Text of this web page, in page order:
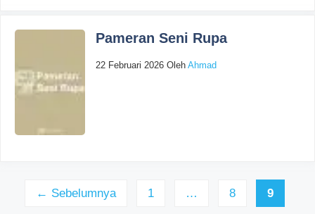
Pameran Seni Rupa
22 Februari 2026 Oleh Ahmad
← Sebelumnya Halaman
1 … Halaman
8 Halaman
9